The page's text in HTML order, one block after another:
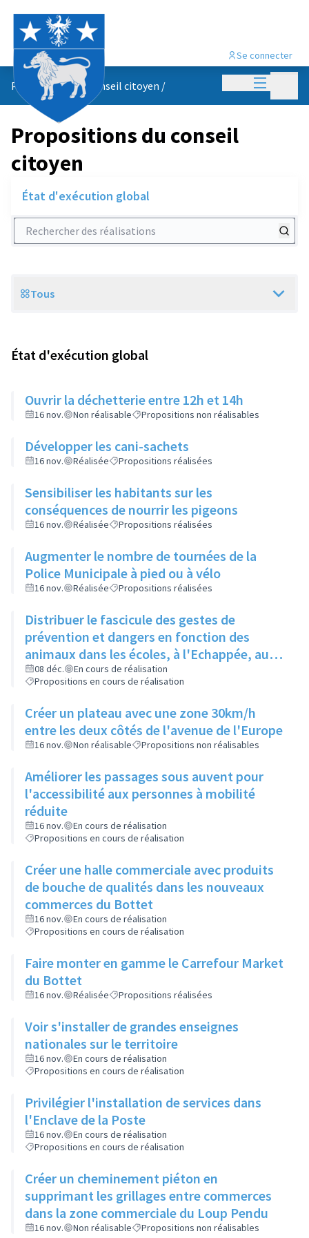
Menu
Se connecter
Propositions du conseil citoyen /
Propositions du conseil
citoyen
État d'exécution global
Rechercher des réalisations
Scope
Tous
État d'exécution global
Ouvrir la déchetterie entre 12h et 14h
16 nov. Non réalisable Propositions non réalisables
Développer les cani-sachets
16 nov. Réalisée Propositions réalisées
Sensibiliser les habitants sur les
conséquences de nourrir les pigeons
16 nov. Réalisée Propositions réalisées
Augmenter le nombre de tournées de la
Police Municipale à pied ou à vélo
16 nov. Réalisée Propositions réalisées
Distribuer le fascicule des gestes de
prévention et dangers en fonction des
animaux dans les écoles, à l'Echappée, aux
Centres Sociaux.... et l'insérer dans le
Rilliard en version détachable.
08 déc.
En cours de réalisation
Propositions en cours de réalisation
Créer un plateau avec une zone 30km/h
entre les deux côtés de l'avenue de l'Europe
16 nov. Non réalisable Propositions non réalisables
Améliorer les passages sous auvent pour
l'accessibilité aux personnes à mobilité
réduite
16 nov.
En cours de réalisation
Propositions en cours de réalisation
Créer une halle commerciale avec produits
de bouche de qualités dans les nouveaux
commerces du Bottet
16 nov.
En cours de réalisation
Propositions en cours de réalisation
Faire monter en gamme le Carrefour Market
du Bottet
16 nov. Réalisée Propositions réalisées
Voir s'installer de grandes enseignes
nationales sur le territoire
16 nov.
En cours de réalisation
Propositions en cours de réalisation
Privilégier l'installation de services dans
l'Enclave de la Poste
16 nov.
En cours de réalisation
Propositions en cours de réalisation
Créer un cheminement piéton en
supprimant les grillages entre commerces
dans la zone commerciale du Loup Pendu
16 nov. Non réalisable Propositions non réalisables